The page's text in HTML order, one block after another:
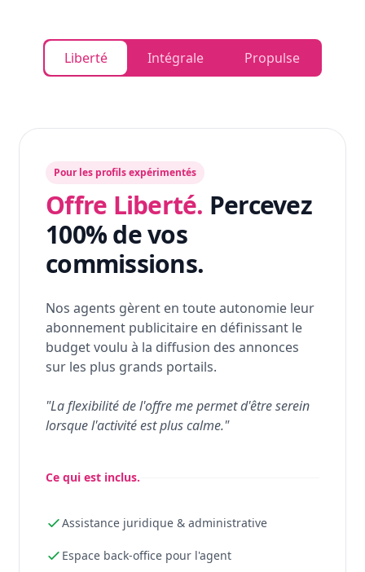
Liberté Intégrale Propulse
Pour les profils expérimentés
Offre Liberté. Percevez
100% de vos
commissions.
Nos agents gèrent en toute autonomie leur
abonnement publicitaire en définissant le
budget voulu à la diffusion des annonces
sur les plus grands portails.
"La flexibilité de l'offre me permet d'être serein
lorsque l'activité est plus calme."
Ce qui est inclus.
Assistance juridique & administrative
Espace back-office pour l'agent